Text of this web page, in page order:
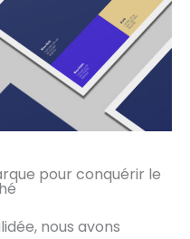
pour conquérir le
nous avons